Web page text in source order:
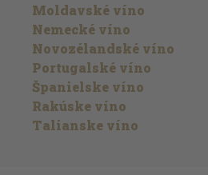
Moldavské víno
Nemecké víno
Novozélandské víno
Portugalské víno
Španielske víno
Rakúske víno
Talianske víno